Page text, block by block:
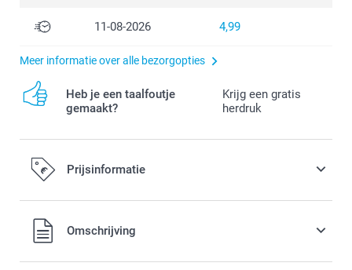
11-08-2026 4,99
Meer informatie over alle bezorgopties
Heb je een taalfoutje
gemaakt?
Krijg een gratis
herdruk
Prijsinformatie
Alle prijzen zijn in EURO (€) inclusief BTW en exclusief
verzendkosten.Omschrijving